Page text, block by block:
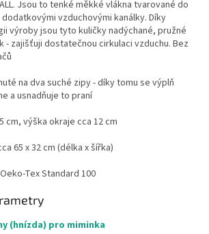
Jsou to tenké měkké vlákna tvarované do
vzduchovými kanálky. Díky
výroby jsou tyto kuličky nadýchané, pružné
- zajišťuji dostatečnou cirkulaci vzduchu. Bez
na dva suché zipy - díky tomu se výplň
a usnadňuje to praní
cm, výška okraje cca 12 cm
65 x 32 cm (délka x šířka)
Tex Standard 100
(hnízda) pro miminka